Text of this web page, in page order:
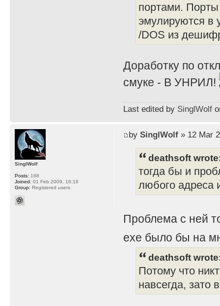
портами.
эмулируются в
/DOS из
Доработку по
смуке - В УНРИЛ!
Last edited by SinglWolf
by SinglWolf» 12 Mar
deathsoft
тогда бы и
любого адреса
Проблема с ней
exe было бы на
deathsoft
Потому что
навсегда, зато
SinglWolf
Posts: 168
Joined: 01 Feb 2009, 16:16
Group: Registered users